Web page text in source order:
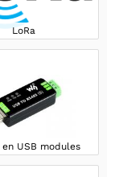
LoRa
USB modules